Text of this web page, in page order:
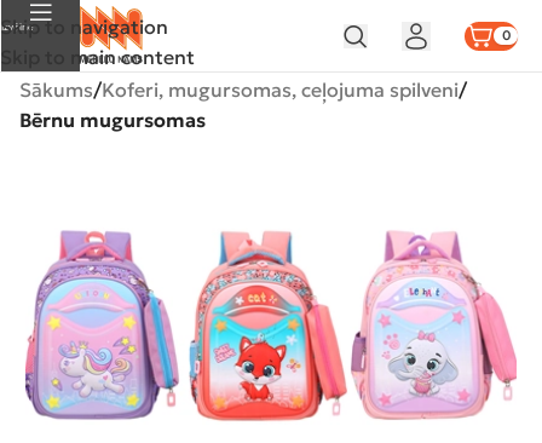
Skip to navigation
Skip to main content
Izvēlne 0
Sākums Koferi, mugursomas, ceļojuma spilveni
Bērnu mugursomas